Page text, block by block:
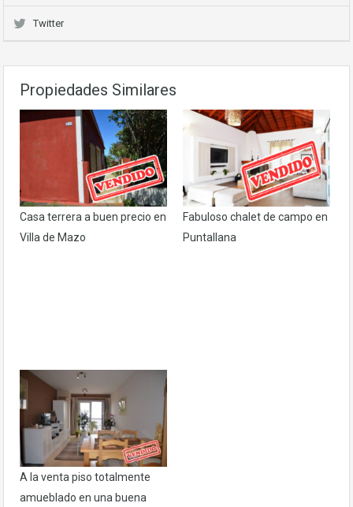
Twitter
Propiedades Similares
Casa terrera a buen precio en
Villa de Mazo
Fabuloso chalet de campo en
Puntallana
A la venta piso totalmente
amueblado en una buena